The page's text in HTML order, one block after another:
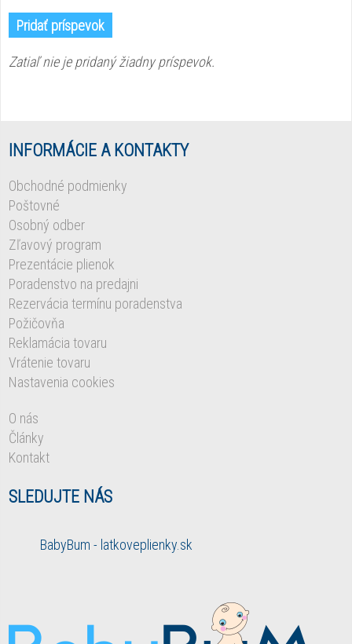
Pridať príspevok
Zatiaľ nie je pridaný žiadny príspevok.
INFORMÁCIE A KONTAKTY
Obchodné podmienky
Poštovné
Osobný odber
Zľavový program
Prezentácie plienok
Poradenstvo na predajni
Rezervácia termínu poradenstva
Požičovňa
Reklamácia tovaru
Vrátenie tovaru
Nastavenia cookies
O nás
Články
Kontakt
SLEDUJTE NÁS
BabyBum - latkoveplienky.sk